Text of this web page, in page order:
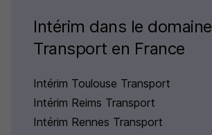
Intérim dans le domaine
Transport en France
Intérim Toulouse Transport
Intérim Reims Transport
Intérim Rennes Transport